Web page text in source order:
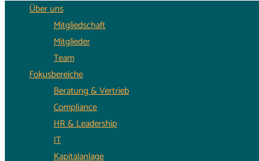
Über uns
Mitgliedschaft
Mitglieder
Team
Fokusbereiche
Beratung & Vertrieb
Compliance
HR & Leadership
IT
Kapitalanlage